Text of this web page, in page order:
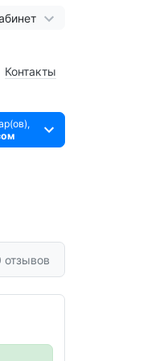
Контакты
отзывов